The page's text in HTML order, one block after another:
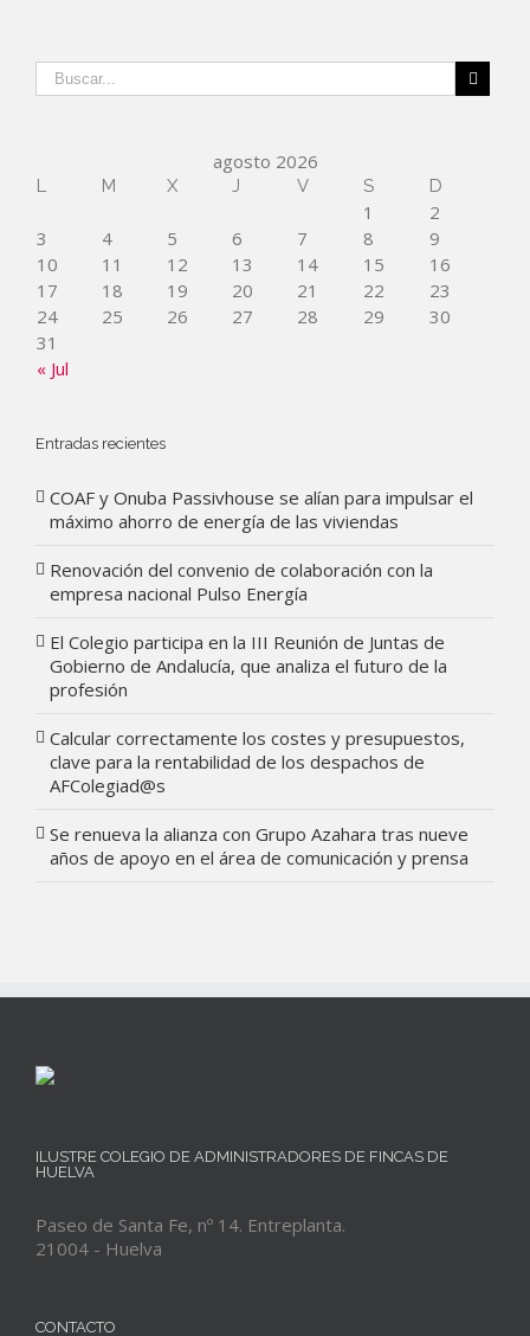
agosto 2026
L M X J V S D
« Jul
1
2
3
4 5 6 7 8
9
10
11 12 13 14 15
16
17
18 19 20 21 22
23
24
25 26 27 28 29
30
31
Entradas recientes
COAF y Onuba Passivhouse se alían para impulsar el
máximo ahorro de energía de las viviendas
Renovación del convenio de colaboración con la
empresa nacional Pulso Energía
El Colegio participa en la III Reunión de Juntas de
Gobierno de Andalucía, que analiza el futuro de la
profesión
Calcular correctamente los costes y presupuestos,
clave para la rentabilidad de los despachos de
AFColegiad@s
Se renueva la alianza con Grupo Azahara tras nueve
años de apoyo en el área de comunicación y prensa
ILUSTRE COLEGIO DE ADMINISTRADORES DE FINCAS DE
HUELVA
Paseo de Santa Fe, nº 14. Entreplanta.
21004 - Huelva
CONTACTO